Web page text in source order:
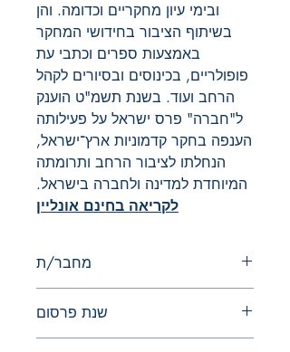
ובימי עיון מחקריים וכדומה. והן
בשיתוף הציבור בחידושי המחקר
באמצעות ספרים וכתבי עת
פופולריים, בכינוסים ובסיורים לקהל
הרחב ועוד. בשנת תשמ"ט הוענק
ל"חברה" פרס ישראל על פעילותה
הענפה בחקר קדמוניות ארץ־ישראל,
הנחלתו לציבור הרחב ותרומתה
המיוחדת למדינה ולחברה בישראל.
לקריאה בחינם אונליין
מחבר/ת
שנת פרסום